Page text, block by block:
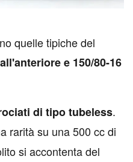
quelle tipiche del
e 150/80-16
di tipo tubeless.
rarità su una 500 cc di
si accontenta del